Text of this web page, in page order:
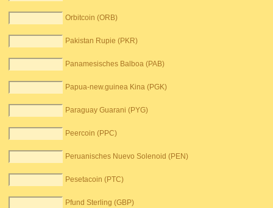
Orbitcoin (ORB)
Pakistan Rupie (PKR)
Panamesisches Balboa (PAB)
Papua-new.guinea Kina (PGK)
Paraguay Guarani (PYG)
Peercoin (PPC)
Peruanisches Nuevo Solenoid (PEN)
Pesetacoin (PTC)
Pfund Sterling (GBP)